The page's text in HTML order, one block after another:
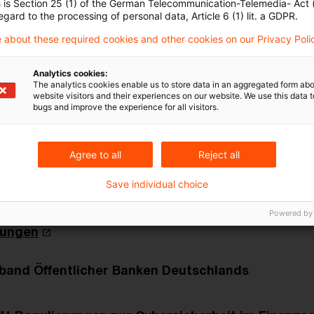
study on feasibility of further centralisation of
by financial entities (JC 2024 108)
BaFin hebt die KAIT zum 17. Januar 2025 auf
Blog: Regulierung von KI im Finanzsektor:
Zahlungsausgleich thematisiert aktuelle
Öffentlicher Banken Deutschlands
is Section 25 (1) of the German Telecommunication-Telemedia- Act
to the processing of personal data, Article 6 (1) lit. a GDPR.
about these required cookies and other cookies on our Privacy
Analytics cookies:
The analytics cookies enable us to store data in an aggregated form
website visitors and their experiences on our website. We use this data
bugs and improve the experience for all visitors.
Agree to all Reject all
Save individual choice
Powered by